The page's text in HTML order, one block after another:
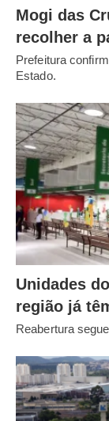
Mogi das
recolher a
Prefeitura
Estado.
Unidades
região já
Reabertura